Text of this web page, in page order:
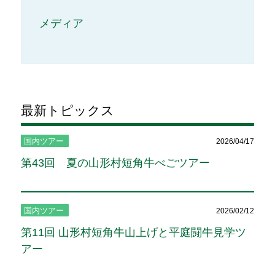
メディア
最新トピックス
国内ツアー 2026/04/17
第43回 夏の山形村短角牛べごツアー
国内ツアー 2026/02/12
第11回 山形村短角牛山上げと平庭闘牛見学ツ
アー